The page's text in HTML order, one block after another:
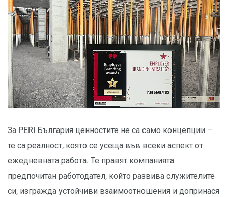
За PERI България ценностите не са само концепции –
те са реалност, която се усеща във всеки аспект от
ежедневната работа. Те правят компанията
предпочитан работодател, който развива служителите
си, изгражда устойчиви взаимоотношения и допринася